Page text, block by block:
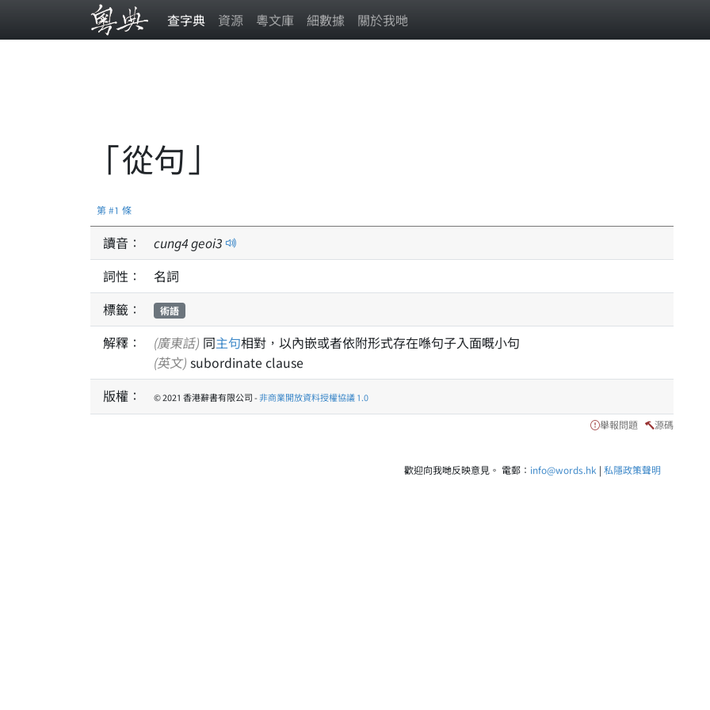
查字典 資源 粵文庫 細數據 關於我哋
「從句」
第 #1 條
讀音： cung4geoi3
詞性：
名詞
標籤：
術語
解釋： (廣東話) 同主句相對，以內嵌或者依附形式存在喺句子入面嘅小句
(英文) subordinate clause
版權：
© 2021 香港辭書有限公司 -非商業開放資料授權協議 1.0
舉報問題 源碼
歡迎向我哋反映意見。 電郵： info@words.hk | 私隱政策聲明